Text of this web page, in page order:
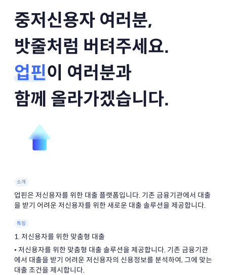
중저신용자 여러분,
밧줄처럼 버텨주세요.
업핀이 여러분과
함께 올라가겠습니다.
소개
업핀은 저신용자를 위한 대출 플랫폼입니다. 기존 금융기관에서 대출
을 받기 어려운 저신용자를 위한 새로운 대출 솔루션을 제공합니다.
특징
1. 저신용자를 위한 맞춤형 대출
• 저신용자를 위한 맞춤형 대출 솔루션을 제공합니다. 기존 금융기관
에서 대출을 받기 어려운 저신용자의 신용정보를 분석하여, 그에 맞는
대출 조건을 제시합니다.